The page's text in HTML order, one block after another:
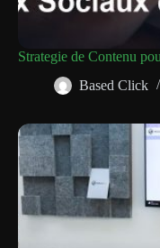
Strategie de Contenu
Based Click